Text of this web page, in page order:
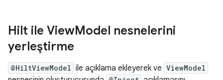
Hilt ile ViewModel nesnelerini
yerleştirme
@HiltViewModel ile açıklama ekleyerek ve ViewModel